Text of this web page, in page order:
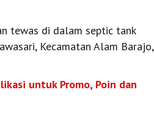
tewas di dalam septic tank
Kecamatan Alam Barajo,
untuk Promo, Poin dan